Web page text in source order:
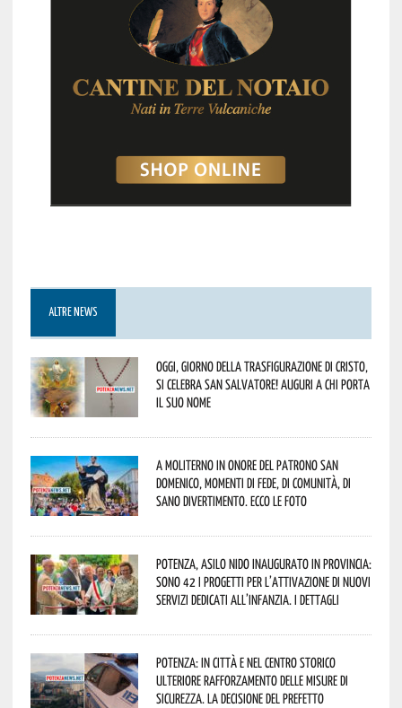
ALTRE NEWS
Oggi, giorno della Trasfigurazione di Cristo,
si celebra San Salvatore! Auguri a chi porta
il suo nome
A Moliterno in onore del Patrono San
Domenico, momenti di fede, di comunità, di
sano divertimento. Ecco le foto
Potenza, asilo nido inaugurato in provincia:
sono 42 i progetti per l’attivazione di nuovi
servizi dedicati all’infanzia. I dettagli
Potenza: in città e nel centro storico
ulteriore rafforzamento delle misure di
sicurezza. La decisione del Prefetto